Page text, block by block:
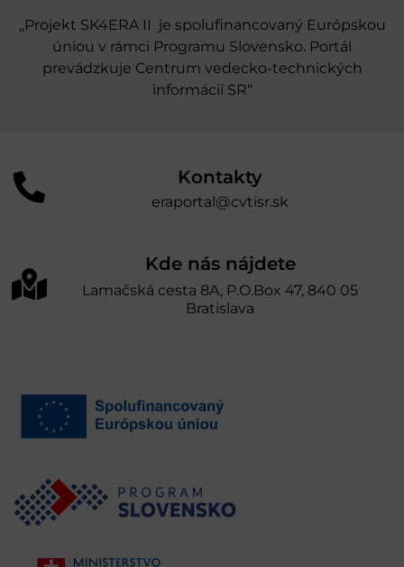
„Projekt SK4ERA II je spolufinancovaný Európskou
úniou v rámci Programu Slovensko. Portál
prevádzkuje Centrum vedecko-technických
informácií SR“
Kontakty
eraportal@cvtisr.sk
Kde nás nájdete
Lamačská cesta 8A, P.O.Box 47, 840 05
Bratislava